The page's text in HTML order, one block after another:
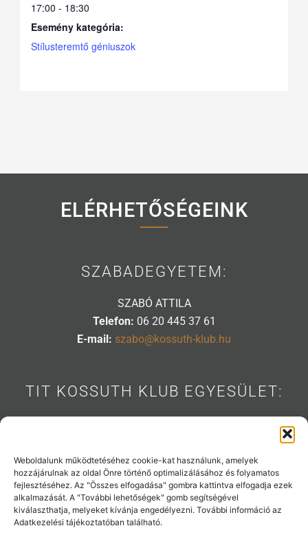
Weboldalunk működtetéséhez cookie-kat használunk, amelyek
hozzájárulnak az oldal Önre történő optimalizálásához és folyamatos
fejlesztéséhez. Az "Összes elfogadása" gombra kattintva elfogadja ezek
alkalmazását. A "További lehetőségek" gomb segítségével
kiválaszthatja, melyeket kívánja engedélyezni. További információ az
Adatkezelési tájékoztatóban található.
17:00 - 18:30
Esemény kategória:
Stílusteremtő géniuszok
ELÉRHETŐSÉGEINK
SZABADEGYETEM:
SZABÓ ATTILA
Telefon: 06 20 445 37 61
E-mail: szabo@kossuth-klub.hu
TIT KOSSUTH KLUB EGYESÜLET:
E-mail: info@kossuth-klub.hu
Támogatóink: